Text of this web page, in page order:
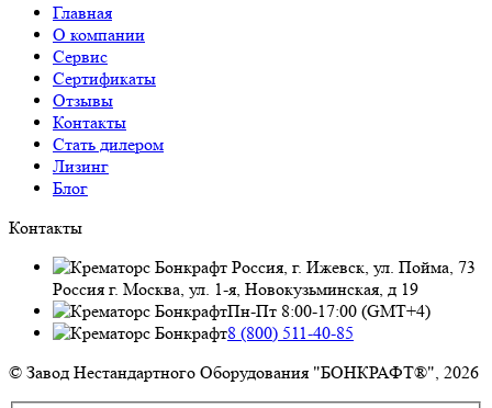
Главная
О компании
Сервис
Сертификаты
Отзывы
Контакты
Стать дилером
Лизинг
Блог
Контакты
Россия, г. Ижевск, ул. Пойма, 73
Россия г. Москва, ул. 1-я, Новокузьминская, д 19
Пн-Пт 8:00-17:00 (GMT+4)
8 (800) 511-40-85
© Завод Нестандартного Оборудования "БОНКРАФТ®", 2026